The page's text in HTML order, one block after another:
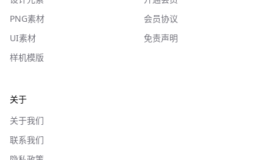
PNG素材
UI素材
样机模版
会员协议
免责声明
关于
关于我们
联系我们